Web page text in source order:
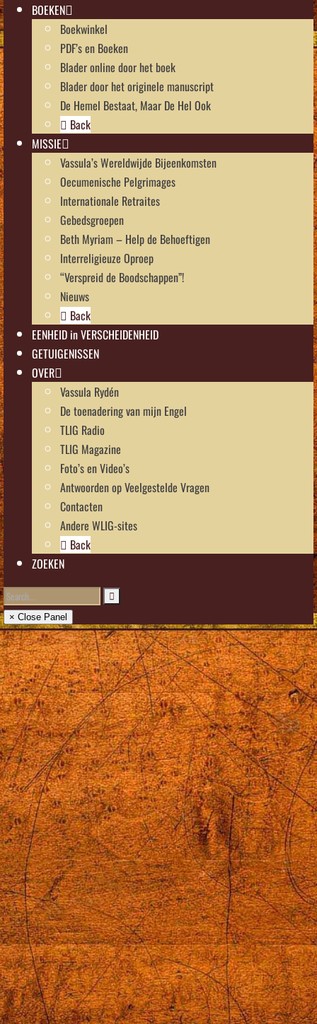
BOEKEN
Boekwinkel
PDF’s en Boeken
Blader online door het boek
Blader door het originele manuscript
De Hemel Bestaat, Maar De Hel Ook
Back
MISSIE
Vassula’s Wereldwijde Bijeenkomsten
Oecumenische Pelgrimages
Internationale Retraites
Gebedsgroepen
Beth Myriam – Help de Behoeftigen
Interreligieuze Oproep
“Verspreid de Boodschappen”!
Nieuws
Back
EENHEID in VERSCHEIDENHEID
GETUIGENISSEN
OVER
Vassula Rydén
De toenadering van mijn Engel
TLIG Radio
TLIG Magazine
Foto’s en Video’s
Antwoorden op Veelgestelde Vragen
Contacten
Andere WLIG-sites
Back
ZOEKEN
× Close Panel